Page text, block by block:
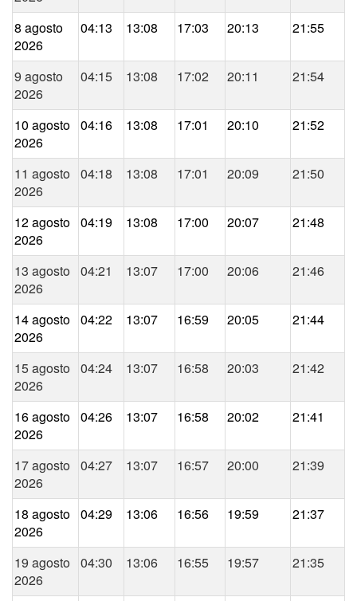
8 agosto
2026
04:13 13:08 17:03 20:13 21:55
9 agosto
2026
04:15 13:08 17:02 20:11 21:54
10 agosto
2026
04:16 13:08 17:01 20:10 21:52
11 agosto
2026
04:18 13:08 17:01 20:09 21:50
12 agosto
2026
04:19 13:08 17:00 20:07 21:48
13 agosto
2026
04:21 13:07 17:00 20:06 21:46
14 agosto
2026
04:22 13:07 16:59 20:05 21:44
15 agosto
2026
04:24 13:07 16:58 20:03 21:42
16 agosto
2026
04:26 13:07 16:58 20:02 21:41
17 agosto
2026
04:27 13:07 16:57 20:00 21:39
18 agosto
2026
04:29 13:06 16:56 19:59 21:37
19 agosto
2026
04:30 13:06 16:55 19:57 21:35